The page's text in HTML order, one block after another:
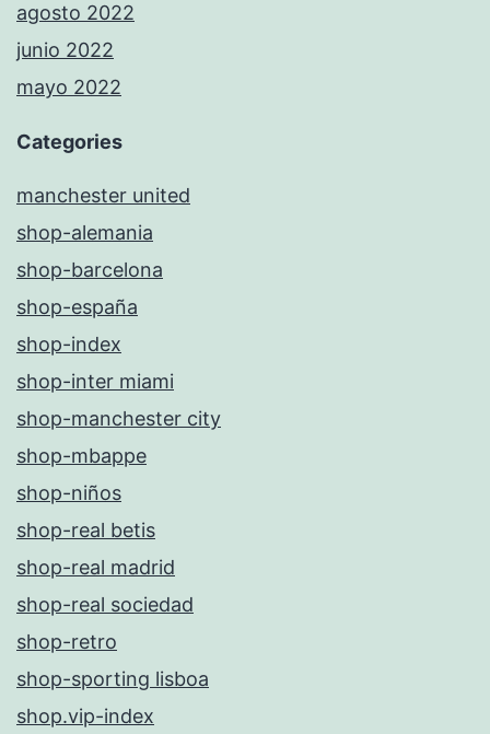
agosto 2022
junio 2022
mayo 2022
Categories
manchester united
shop-alemania
shop-barcelona
shop-españa
shop-index
shop-inter miami
shop-manchester city
shop-mbappe
shop-niños
shop-real betis
shop-real madrid
shop-real sociedad
shop-retro
shop-sporting lisboa
shop.vip-index